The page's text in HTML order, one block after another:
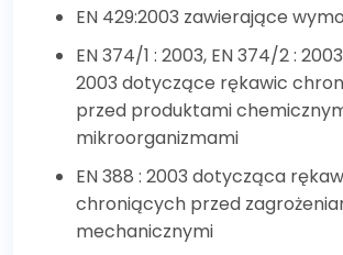
EN 429:2003 zawierające
EN 374/1 : 2003, EN 374/2 :
2003 dotyczące rękawic
przed produktami
mikroorganizmami
EN 388 : 2003 dotycząca
chroniących przed
mechanicznymi